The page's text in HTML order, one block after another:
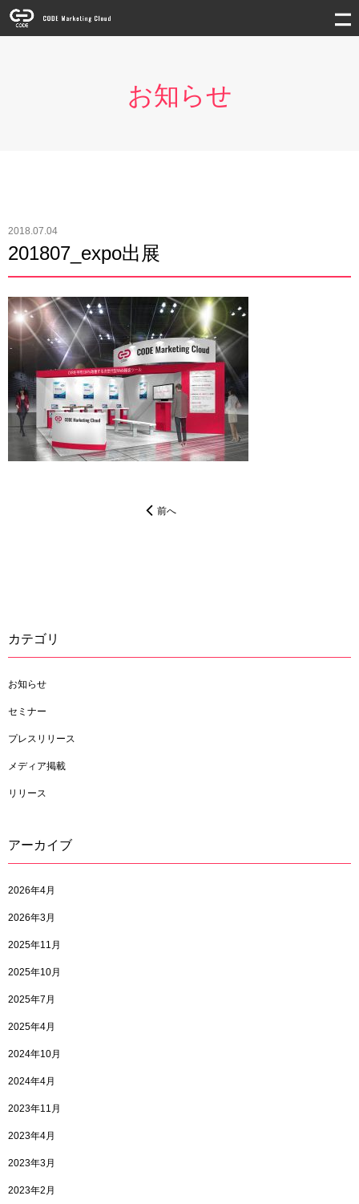
お知らせ
2018.07.04
201807_expo出展
前へ
カテゴリ
お知らせ
セミナー
プレスリリース
メディア掲載
リリース
アーカイブ
2026年4月
2026年3月
2025年11月
2025年10月
2025年7月
2025年4月
2024年10月
2024年4月
2023年11月
2023年4月
2023年3月
2023年2月